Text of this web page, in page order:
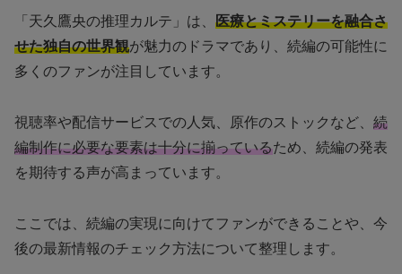
「天久鷹央の推理カルテ」は、 医療とミステリーを融合さ
せた独自の世界観が魅力のドラマであり、続編の可能性に
多くのファンが注目しています。
視聴率や配信サービスでの人気、原作のストックなど、 続
編制作に必要な要素は十分に揃っているため、続編の発表
を期待する声が高まっています。
ここでは、続編の実現に向けてファンができることや、今
後の最新情報のチェック方法について整理します。